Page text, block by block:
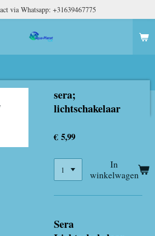
via Whatsapp: +31639467775
sera;
lichtschakelaar
€ 5,99
In
winkelwagen
Sera